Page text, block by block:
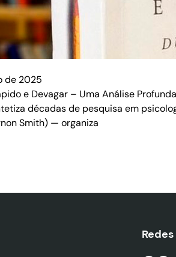
de 2025
e Devagar – Uma Análise
décadas de pesquisa em
Smith) — organiza